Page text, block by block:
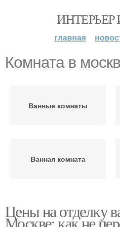
ИНТЕРЬЕР
главная
Комната в
Ванные комнаты
Ванная комната
Комнаты на стоимость
Цены на отделку